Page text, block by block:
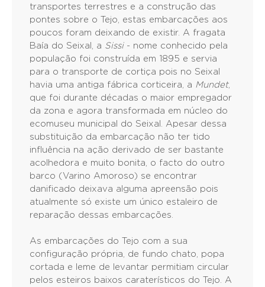
transportes terrestres e a construção das
pontes sobre o Tejo, estas embarcações aos
poucos foram deixando de existir. A fragata
Baía do Seixal, a Sissi - nome conhecido pela
população foi construída em 1895 e servia
para o transporte de cortiça pois no Seixal
havia uma antiga fábrica corticeira, a Mundet,
que foi durante décadas o maior empregador
da zona e agora transformada em núcleo do
ecomuseu municipal do Seixal. Apesar dessa
substituição da embarcação não ter tido
influência na ação derivado de ser bastante
acolhedora e muito bonita, o facto do outro
barco (Varino Amoroso) se encontrar
danificado deixava alguma apreensão pois
atualmente só existe um único estaleiro de
reparação dessas embarcações.
As embarcações do Tejo com a sua
configuração própria, de fundo chato, popa
cortada e leme de levantar permitiam circular
pelos esteiros baixos caraterísticos do Tejo. A